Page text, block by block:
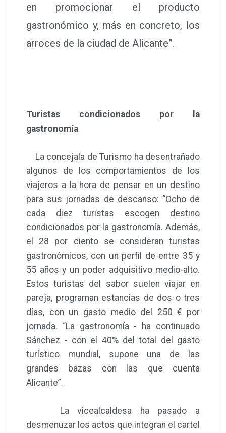
en promocionar el producto
gastronómico y, más en concreto, los
arroces de la ciudad de Alicante”.
Turistas condicionados por la
gastronomía
La concejala de Turismo ha desentrañado
algunos de los comportamientos de los
viajeros a la hora de pensar en un destino
para sus jornadas de descanso: “Ocho de
cada diez turistas escogen destino
condicionados por la gastronomía. Además,
el 28 por ciento se consideran turistas
gastronómicos, con un perfil de entre 35 y
55 años y un poder adquisitivo medio-alto.
Estos turistas del sabor suelen viajar en
pareja, programan estancias de dos o tres
días, con un gasto medio del 250 € por
jornada. “La gastronomía - ha continuado
Sánchez - con el 40% del total del gasto
turístico mundial, supone una de las
grandes bazas con las que cuenta
Alicante”.
La vicealcaldesa ha pasado a
desmenuzar los actos que integran el cartel